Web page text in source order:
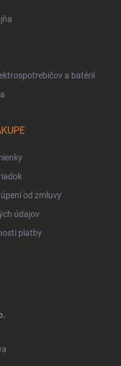
a batérií
od zmluvy
údajov
platby